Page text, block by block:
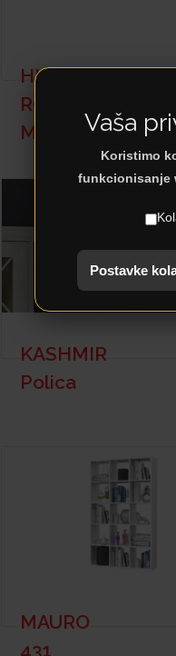
HIGH
ROCK
M197
KASHMIR
Polica
MAURO
431
Vaša
Koristimo
funkcionisanje
Postavke